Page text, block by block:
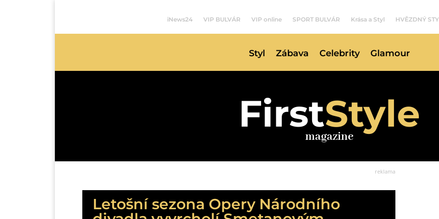
iNews24 VIP BULVÁR VIP online SPORT BULVÁR Krása a Styl HVĚZDNÝ
Styl Zábava Celebrity Glamour
FirstStyle
magazine
reklama
Letošní sezona Opery Národního